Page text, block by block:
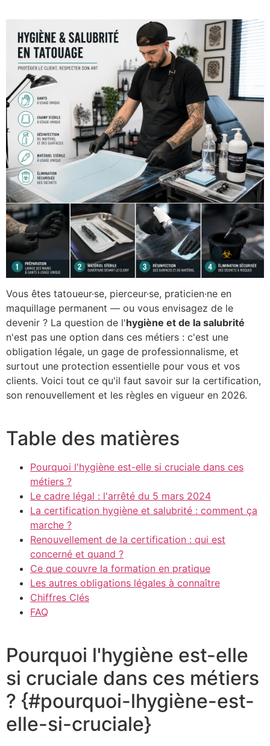
Vous êtes tatoueur·se, pierceur·se, praticien·ne en
maquillage permanent — ou vous envisagez de le
devenir ? La question de l'hygiène et de la salubrité
n'est pas une option dans ces métiers : c'est une
obligation légale, un gage de professionnalisme, et
surtout une protection essentielle pour vous et vos
clients. Voici tout ce qu'il faut savoir sur la certification,
son renouvellement et les règles en vigueur en 2026.
Table des matières
Pourquoi l'hygiène est-elle si cruciale dans ces
métiers ?
Le cadre légal : l'arrêté du 5 mars 2024
La certification hygiène et salubrité : comment ça
marche ?
Renouvellement de la certification : qui est
concerné et quand ?
Ce que couvre la formation en pratique
Les autres obligations légales à connaître
Chiffres Clés
FAQ
Pourquoi l'hygiène est-elle
si cruciale dans ces métiers
? {#pourquoi-lhygiène-est-
elle-si-cruciale}